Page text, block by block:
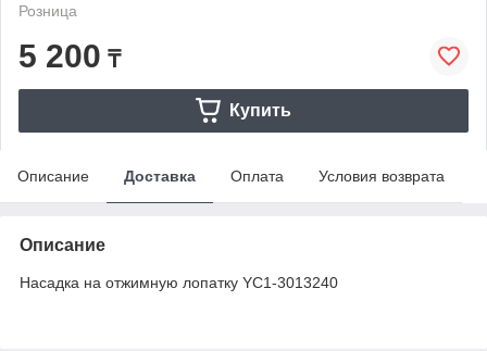
Розница
5 200 ₸
Купить
Описание Доставка Оплата Условия возврата
Описание
Насадка на отжимную лопатку YC1-3013240